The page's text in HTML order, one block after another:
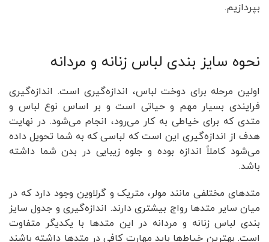
بپردازیم.
نحوه سایز بندی لباس زنانه و مردانه
اولین مرحله برای دوخت لباس، اندازه‌گیری است. اندازه‌گیری
فرایندی بسیار مهم و حیاتی است و بر اساس نوع لباس و
متدی که برای خیاطی به کار می‌رود، انجام می‌شود. در نهایت
هدف از اندازه‌گیری این است که لباسی که به شما تحویل داده
می‌شود کاملاً اندازه بوده و جلوه زیبایی در بدن شما داشته
باشد.
متد‌های مختلفی مانند مولر، متریک و گرلاوین وجود دارد که در
میان سایر متد‌ها رواج بیشتری دارند. اندازه‌گیری و جدول سایز
بندی لباس زنانه و مردانه در این متد‌ها با یکدیگر متفاوت
است. بهترین خیاط‌ها باید مهارت کافی در متد‌ها داشته باشند